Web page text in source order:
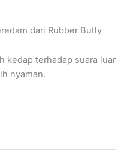
dari Rubber Butly
kedap terhadap suara luar
nyaman.